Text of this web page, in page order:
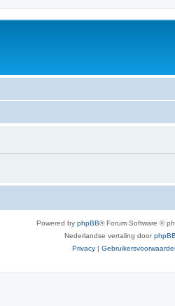
Powered by phpBB® Forum Software ©
Nederlandse vertaling door
Privacy |